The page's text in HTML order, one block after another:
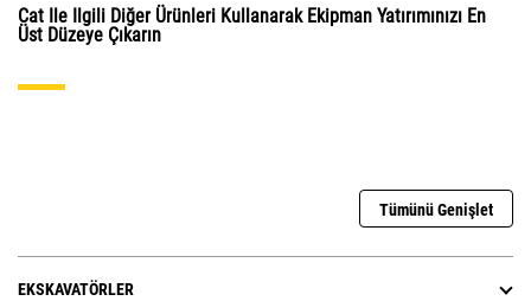
Cat Ile Ilgili Diğer Ürünleri Kullanarak Ekipman Yatırımınızı En
Üst Düzeye Çıkarın
Tümünü Genişlet
EKSKAVATÖRLER